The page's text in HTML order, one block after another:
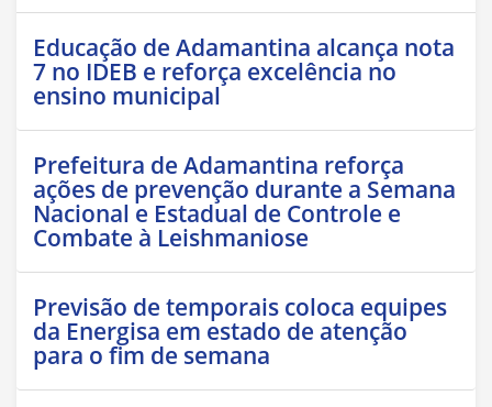
Educação de Adamantina alcança nota
7 no IDEB e reforça excelência no
ensino municipal
Prefeitura de Adamantina reforça
ações de prevenção durante a Semana
Nacional e Estadual de Controle e
Combate à Leishmaniose
Previsão de temporais coloca equipes
da Energisa em estado de atenção
para o fim de semana